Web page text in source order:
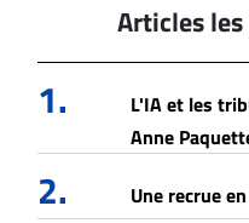
Articles
1.
L'IA et les
Anne
2. Une recrue